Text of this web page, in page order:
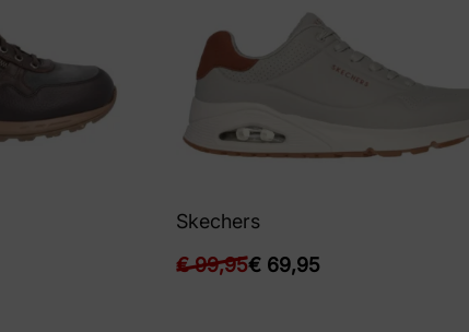
Skechers
€99,95€69,95